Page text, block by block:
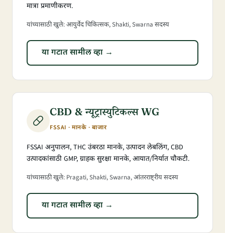
मात्रा प्रमाणीकरण.
यांच्यासाठी खुले: आयुर्वेद चिकित्सक, Shakti, Swarna सदस्य
या गटात सामील व्हा →
CBD & न्यूट्रास्युटिकल्स WG
FSSAI · मानके · बाजार
FSSAI अनुपालन, THC उंबरठा मानके, उत्पादन लेबलिंग, CBD
उत्पादकांसाठी GMP, ग्राहक सुरक्षा मानके, आयात/निर्यात चौकटी.
यांच्यासाठी खुले: Pragati, Shakti, Swarna, आंतरराष्ट्रीय सदस्य
या गटात सामील व्हा →